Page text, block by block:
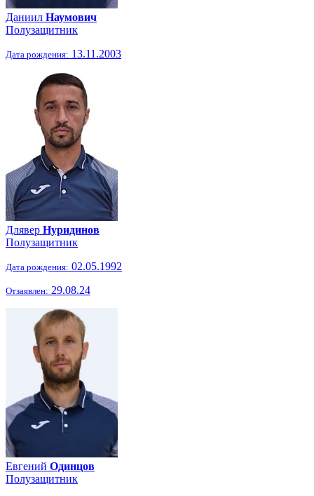
Даниил Наумович
Полузащитник
Дата рождения: 13.11.2003
Длявер Нуридинов
Полузащитник
Дата рождения: 02.05.1992
Отзаявлен: 29.08.24
Евгений Одинцов
Полузащитник